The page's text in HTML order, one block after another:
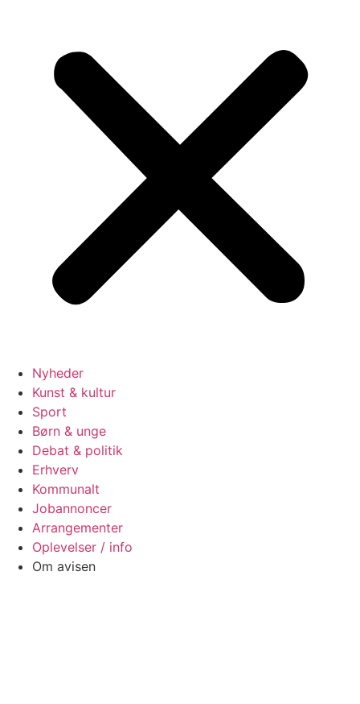
Nyheder
Kunst & kultur
Sport
Børn & unge
Debat & politik
Erhverv
Kommunalt
Jobannoncer
Arrangementer
Oplevelser / info
Om avisen